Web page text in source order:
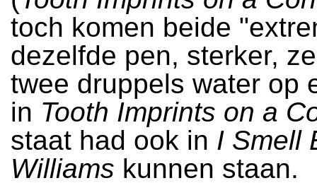
toch komen beide
dezelfde pen, sterker,
twee druppels water op
in Tooth Imprints on a
staat had ook in I Smell
Williams kunnen staan.